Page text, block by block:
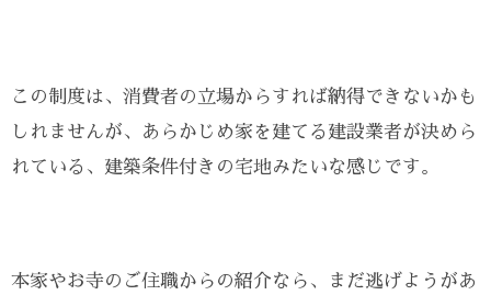
この制度は、消費者の立場からすれば納得できないかも
しれませんが、あらかじめ家を建てる建設業者が決めら
れている、建築条件付きの宅地みたいな感じです。
本家やお寺のご住職からの紹介なら、まだ逃げようがあ